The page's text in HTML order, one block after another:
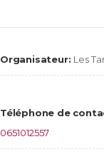
Organisateur: Les
Téléphone de
0651012557